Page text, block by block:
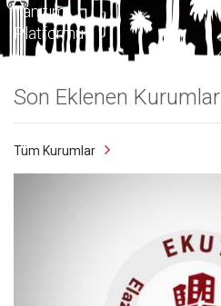
Tanıtım
Platformu
Son Eklenen Kurumlar
Tüm Kurumlar